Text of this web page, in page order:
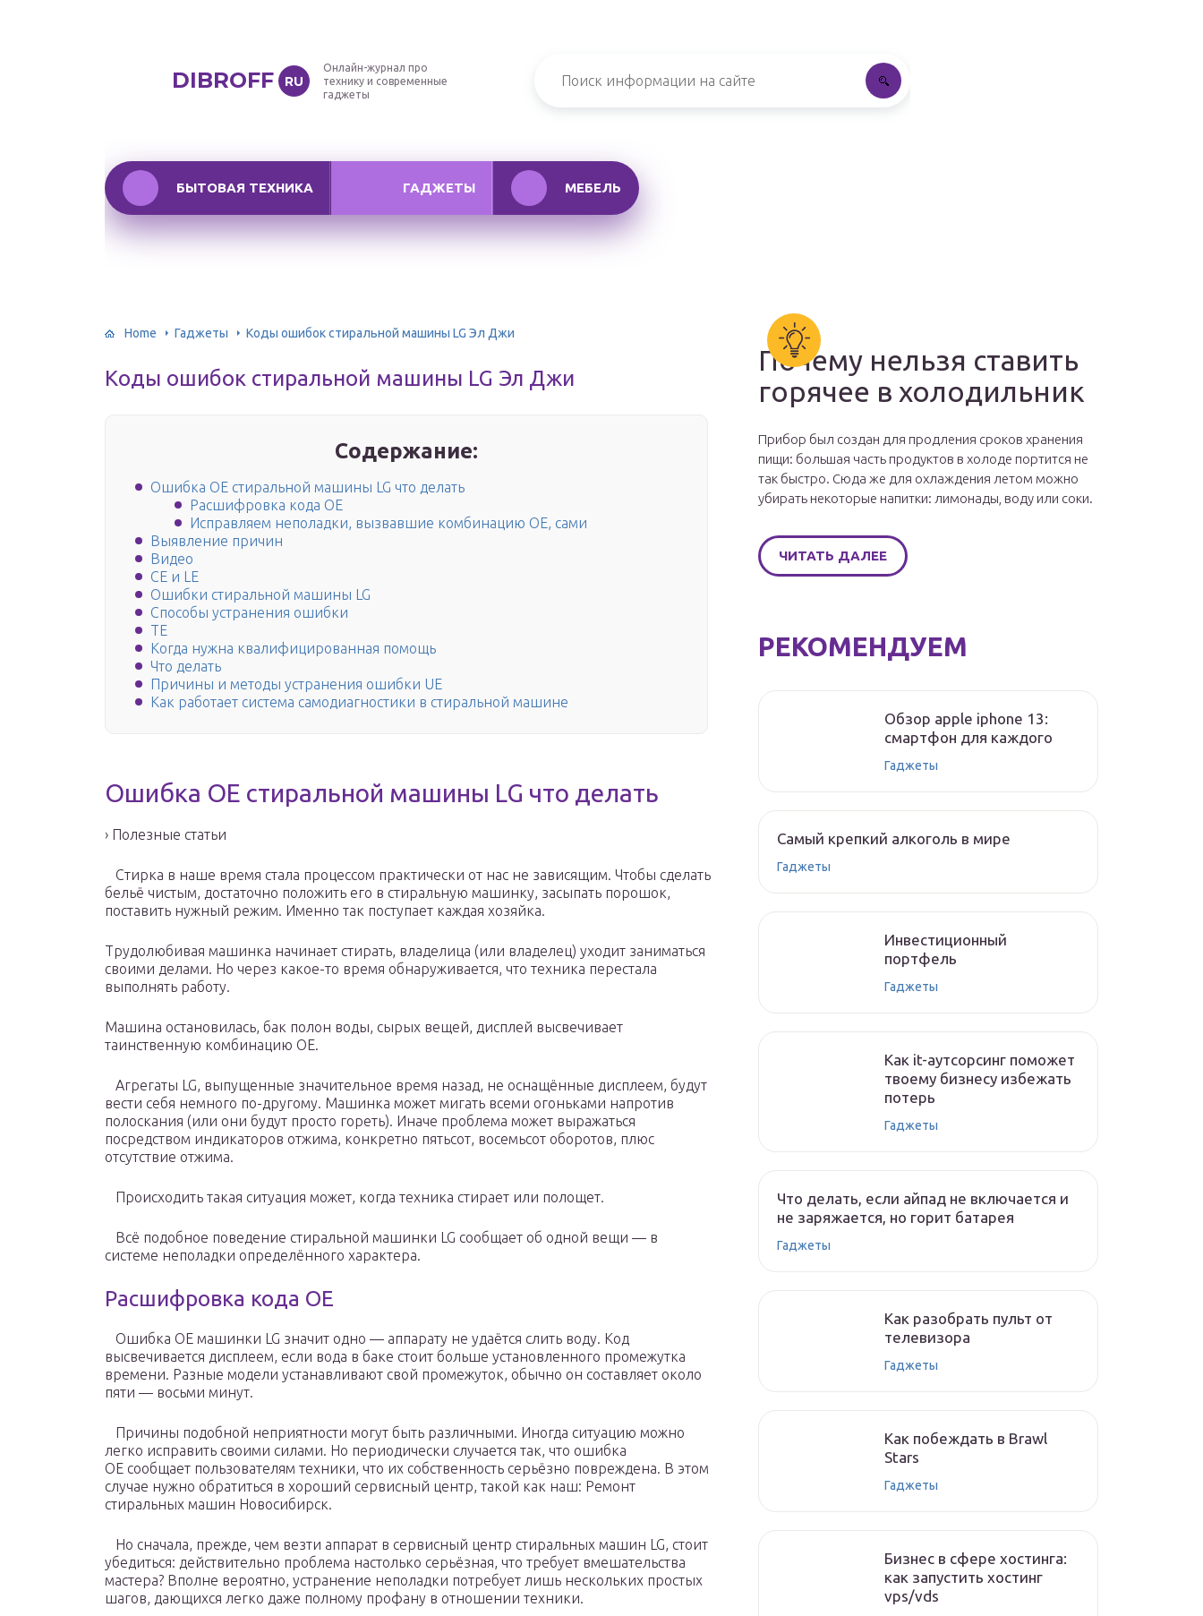
DIBROFF RU
Онлайн-журнал про
технику и современные
гаджеты
БЫТОВАЯ ТЕХНИКА ГАДЖЕТЫ МЕБЕЛЬ
Home Гаджеты Коды ошибок стиральной машины LG Эл Джи
Коды ошибок стиральной машины LG Эл Джи
Содержание:
Ошибка ОЕ стиральной машины LG что делать
Расшифровка кода ОЕ
Исправляем неполадки, вызвавшие комбинацию ОЕ, сами
Выявление причин
Видео
CE и LE
Ошибки стиральной машины LG
Способы устранения ошибки
TE
Когда нужна квалифицированная помощь
Что делать
Причины и методы устранения ошибки UE
Как работает система самодиагностики в стиральной машине
Ошибка ОЕ стиральной машины LG что делать
› Полезные статьи
Стирка в наше время стала процессом практически от нас не зависящим. Чтобы сделать
бельё чистым, достаточно положить его в стиральную машинку, засыпать порошок,
поставить нужный режим. Именно так поступает каждая хозяйка.
Трудолюбивая машинка начинает стирать, владелица (или владелец) уходит заниматься
своими делами. Но через какое-то время обнаруживается, что техника перестала
выполнять работу.
Машина остановилась, бак полон воды, сырых вещей, дисплей высвечивает
таинственную комбинацию ОЕ.
Агрегаты LG, выпущенные значительное время назад, не оснащённые дисплеем, будут
вести себя немного по-другому. Машинка может мигать всеми огоньками напротив
полоскания (или они будут просто гореть). Иначе проблема может выражаться
посредством индикаторов отжима, конкретно пятьсот, восемьсот оборотов, плюс
отсутствие отжима.
Происходить такая ситуация может, когда техника стирает или полощет.
Всё подобное поведение стиральной машинки LG сообщает об одной вещи — в
системе неполадки определённого характера.
Расшифровка кода ОЕ
Ошибка ОЕ машинки LG значит одно — аппарату не удаётся слить воду. Код
высвечивается дисплеем, если вода в баке стоит больше установленного промежутка
времени. Разные модели устанавливают свой промежуток, обычно он составляет около
пяти — восьми минут.
Причины подобной неприятности могут быть различными. Иногда ситуацию можно
легко исправить своими силами. Но периодически случается так, что ошибка
ОЕ сообщает пользователям техники, что их собственность серьёзно повреждена. В этом
случае нужно обратиться в хороший сервисный центр, такой как наш: Ремонт
стиральных машин Новосибирск.
Но сначала, прежде, чем везти аппарат в сервисный центр стиральных машин LG, стоит
убедиться: действительно проблема настолько серьёзная, что требует вмешательства
мастера? Вполне вероятно, устранение неполадки потребует лишь нескольких простых
шагов, дающихся легко даже полному профану в отношении техники.
Почему нельзя ставить
горячее в холодильник
Прибор был создан для продления сроков хранения
пищи: большая часть продуктов в холоде портится не
так быстро. Сюда же для охлаждения летом можно
убирать некоторые напитки: лимонады, воду или соки.
ЧИТАТЬ ДАЛЕЕ
РЕКОМЕНДУЕМ
Обзор apple iphone 13:
смартфон для каждого
Гаджеты
Самый крепкий алкоголь в мире
Гаджеты
Инвестиционный
портфель
Гаджеты
Как it-аутсорсинг поможет
твоему бизнесу избежать
потерь
Гаджеты
Что делать, если айпад не включается и
не заряжается, но горит батарея
Гаджеты
Как разобрать пульт от
телевизора
Гаджеты
Как побеждать в Brawl
Stars
Гаджеты
Бизнес в сфере хостинга:
как запустить хостинг
vps/vds